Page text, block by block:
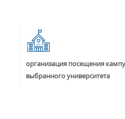
организация посещения
выбранного университета